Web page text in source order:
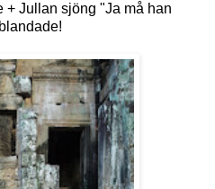
+ Jullan sjöng "Ja må han